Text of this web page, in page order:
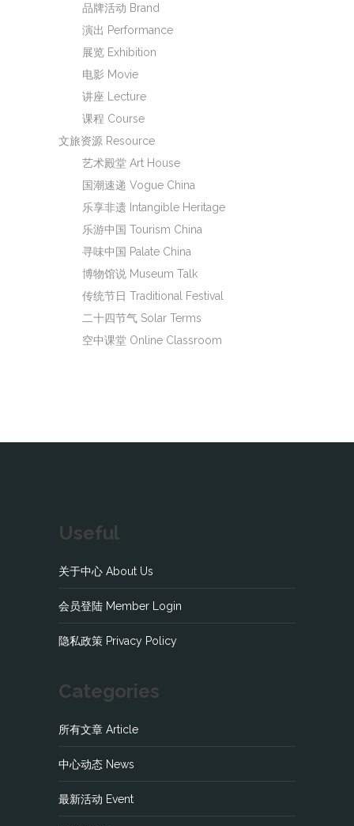
品牌活动 Brand
演出 Performance
展览 Exhibition
电影 Movie
讲座 Lecture
课程 Course
文旅资源 Resource
艺术殿堂 Art House
国潮速递 Vogue China
乐享非遗 Intangible Heritage
乐游中国 Tourism China
寻味中国 Palate China
博物馆说 Museum Talk
传统节日 Traditional Festival
二十四节气 Solar Terms
空中课堂 Online Classroom
Useful
关于中心 About Us
会员登陆 Member Login
隐私政策 Privacy Policy
Categories
所有文章 Article
中心动态 News
最新活动 Event